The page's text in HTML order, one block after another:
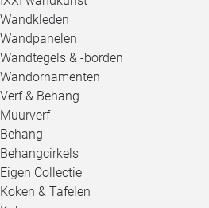
Wandkleden
Wandpanelen
Wandtegels & -borden
Wandornamenten
Verf & Behang
Muurverf
Behang
Behangcirkels
Eigen Collectie
Koken & Tafelen